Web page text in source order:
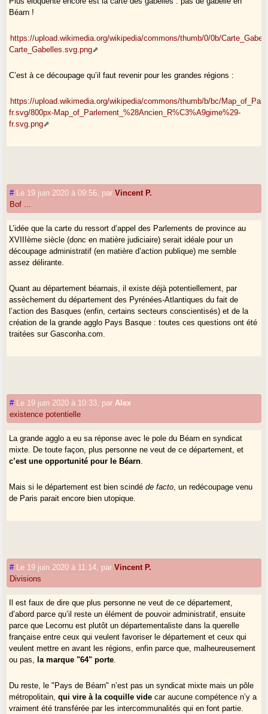
Béarn !
https://upload.wikimedia.org/wikipedia/commons/thumb/0/0b/
Carte_Gabelles.svg.png
C’est à ce découpage qu’il faut revenir pour les grandes régions :
https://upload.wikimedia.org/wikipedia/commons/thumb/b/bc/
fr.svg/800px-Map_of_Parlement_%28Ancien_R%C3%A9gime%29-
fr.svg.png
# Le 19 juin 2020 à 09:56 parVincent P.
Bof ...
L’idée que la carte du ressort d’appel des Parlements de province au
XVIIIème siècle (donc en matière judiciaire) serait idéale pour un
découpage administratif (en matière d’action publique) me semble
assez délirante.
Quant au département béarnais, il existe déjà potentiellement, par
assèchement du département des Pyrénées-Atlantiques du fait de
l’action des Basques (enfin, certains secteurs conscientisés) et de la
création de la grande agglo Pays Basque : toutes ces questions ont été
traitées sur Gasconha.com.
# Le 19 juin 2020 à 10:33 par Alex
existence potentielle
La grande agglo a eu sa réponse avec le pole du Béarn en syndicat
mixte. De toute façon, plus personne ne veut de ce département, et
c’est une opportunité pour le Béarn
Mais si le département est bien scindé de facto , un redécoupage venu
de Paris parait encore bien utopique.
# Le 19 juin 2020 à 11:14 parVincent P.
Divisions
Il est faux de dire que plus personne ne veut de ce département,
d’abord parce qu’il reste un élément de pouvoir administratif, ensuite
parce que Lecornu est plutôt un départementaliste dans la querelle
française entre ceux qui veulent favoriser le département et ceux qui
veulent mettre en avant les régions, enfin parce que, malheureusement
ou pas,
la marque "64" porte
Du reste, le "Pays de Béarn" n’est pas un syndicat mixte mais un pôle
métropolitain,qui vire à la coquille vide car aucune compétence n’y a
vraiment été transférée par les intercommunalités qui en font partie.